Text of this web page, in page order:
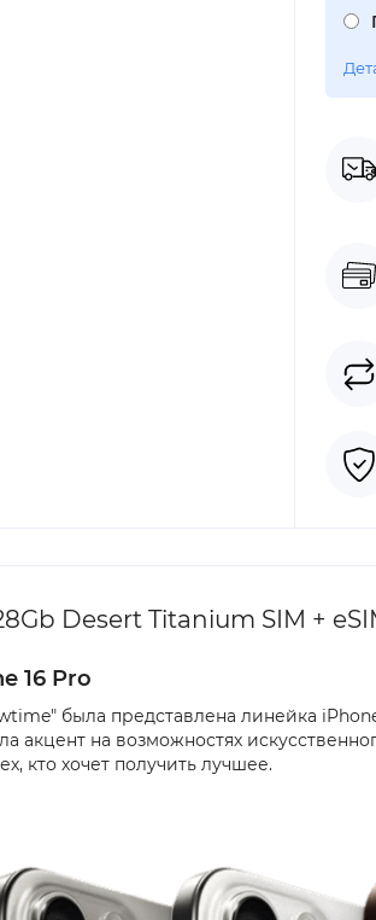
Desert Titanium SIM +
16 Pro
была представлена ​​линейка
акцент на возможностях
кто хочет получить лучшее.